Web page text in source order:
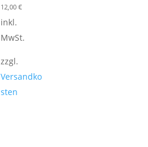
12,00€
inkl.
MwSt.
zzgl.
Versandko
sten